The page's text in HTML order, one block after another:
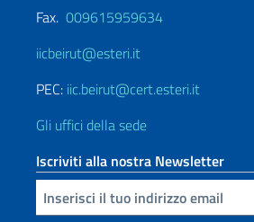
Fax. 009615959634
iicbeirut@esteri.it
PEC: iic.beirut@cert.esteri.it
Gli uffici della sede
Iscriviti alla nostra Newsletter
Inserisci la tua email